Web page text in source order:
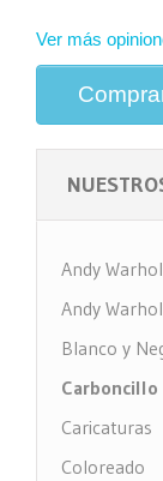
Ver más
Andy Warhol
Andy
Blanco y
Carboncillo
Caricaturas
Coloreado